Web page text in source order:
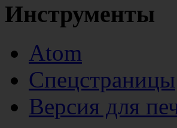
Инструменты
Atom
Спецстраницы
Версия для